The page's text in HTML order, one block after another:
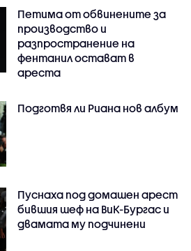
Петима от обвинените за
производство и
разпространение на
фентанил остават в
ареста
Подготвя ли Риана нов албум
Пуснаха под домашен арест
бившия шеф на ВиК-Бургас и
двамата му подчинени